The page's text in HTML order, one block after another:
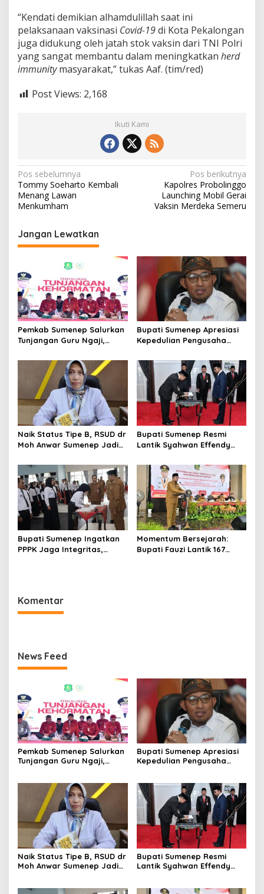
“Kendati demikian alhamdulillah saat ini
pelaksanaan vaksinasi Covid-19di Kota Pekalongan
juga didukung oleh jatah stok vaksin dari TNI Polri
yang sangat membantu dalam meningkatkan herd
immunitymasyarakat,” tukas Aaf. (tim/red)
Post Views: 2,168
Ikuti Kami
N
a
v
i
g
s
i
p
o
s
Pos sebelumnya
Tommy Soeharto Kembali
Menang Lawan
Menkumham
Pos berikutnya
Kapolres Probolinggo
Launching Mobil Gerai
Vaksin Merdeka Semeru
Jangan Lewatkan
Pemkab Sumenep Salurkan
Tunjangan Guru Ngaji,
Berperan Strategis Bangun
Akhlak Generasi
Bupati Sumenep Apresiasi
Kepedulian Pengusaha
Gempa
Naik Status Tipe B, RSUD dr
Moh Anwar Sumenep Jadi
Berjenjang
Bupati Sumenep Resmi
Lantik Syahwan Effendy
Bupati Sumenep Ingatkan
PPPK Jaga Integritas,
Momentum Bersejarah:
Bupati Fauzi Lantik 167
Komentar
News Feed
Pemkab Sumenep Salurkan
Tunjangan Guru Ngaji,
Akhlak Generasi
Bupati Sumenep Apresiasi
Kepedulian Pengusaha
Naik Status Tipe B, RSUD dr
Moh Anwar Sumenep Jadi
Bupati Sumenep Resmi
Lantik Syahwan Effendy